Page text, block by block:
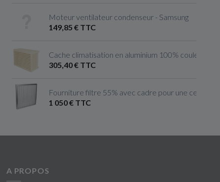
Moteur ventilateur condenseur - Samsung
149,85 € TTC
Cache climatisation en aluminium 100% couleur
305,40 € TTC
Fourniture filtre 55% avec cadre pour une
1 050 € TTC
A PROPOS